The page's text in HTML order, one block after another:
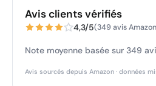
Avis clients vérifiés
4,3/5(349 avis
Note moyenne basée sur 349
Avis sourcés depuis Amazon · données